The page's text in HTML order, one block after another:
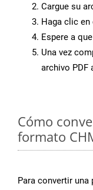
Cargue su
Haga clic
Espere a
Una vez
archivo PDF
Cómo
formato
Para convertir